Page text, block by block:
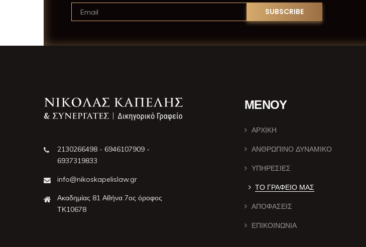
2130266498 - 6946107909 -
6937319833
info@nikoskapelislaw.gr
Ακαδημίας 81 Αθήνα 7ος όροφος
ΤΚ10678
ΜΕΝΟΥ
ΑΡΧΙΚΗ
ΑΝΘΡΩΠΙΝΟ ΔΥΝΑΜΙΚΟ
ΥΠΗΡΕΣΙΕΣ
ΤΟ ΓΡΑΦΕΙΟ ΜΑΣ
ΑΠΟΦΑΣΕΙΣ
ΕΠΙΚΟΙΝΩΝΙΑ